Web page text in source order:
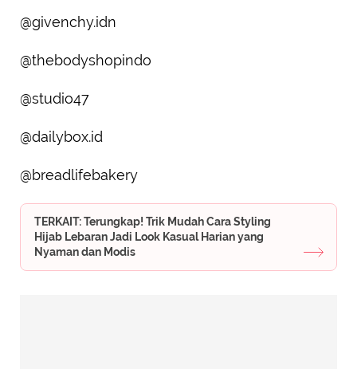
@givenchy.idn
@thebodyshopindo
@studio47
@dailybox.id
@breadlifebakery
TERKAIT: Terungkap! Trik Mudah Cara Styling
Hijab Lebaran Jadi Look Kasual Harian yang
Nyaman dan Modis